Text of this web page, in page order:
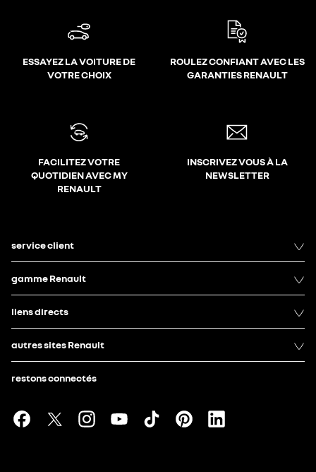
ESSAYEZ LA VOITURE DE
VOTRE CHOIX
ROULEZ CONFIANT AVEC LES
GARANTIES RENAULT
FACILITEZ VOTRE
QUOTIDIEN AVEC MY
RENAULT
INSCRIVEZ VOUS À LA
NEWSLETTER
service client
gamme Renault
liens directs
autres sites Renault
restons connectés